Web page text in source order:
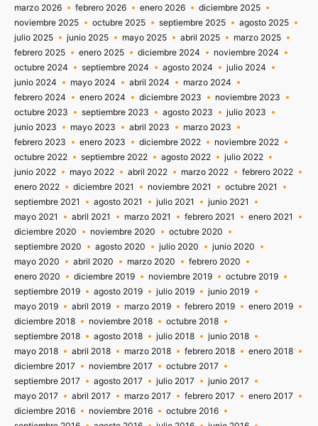
marzo 2026
febrero 2026 enero 2026
diciembre 2025
noviembre 2025
octubre 2025 septiembre 2025
agosto 2025
julio 2025
junio 2025 mayo 2025 abril 2025
marzo 2025
febrero 2025
enero 2025 diciembre 2024
noviembre 2024
octubre 2024
septiembre 2024 agosto 2024
julio 2024
junio 2024
mayo 2024 abril 2024
marzo 2024
febrero 2024
enero 2024 diciembre 2023
noviembre 2023
octubre 2023
septiembre 2023 agosto 2023
julio 2023
junio 2023
mayo 2023 abril 2023
marzo 2023
febrero 2023
enero 2023 diciembre 2022
noviembre 2022
octubre 2022
septiembre 2022 agosto 2022
julio 2022
junio 2022
mayo 2022 abril 2022 marzo 2022
febrero 2022
enero 2022
diciembre 2021 noviembre 2021
octubre 2021
septiembre 2021
agosto 2021 julio 2021
junio 2021
mayo 2021
abril 2021 marzo 2021 febrero 2021
enero 2021
diciembre 2020
noviembre 2020
octubre 2020
septiembre 2020
agosto 2020 julio 2020
junio 2020
mayo 2020
abril 2020 marzo 2020
febrero 2020
enero 2020
diciembre 2019 noviembre 2019
octubre 2019
septiembre 2019
agosto 2019 julio 2019
junio 2019
mayo 2019
abril 2019 marzo 2019 febrero 2019
enero 2019
diciembre 2018
noviembre 2018
octubre 2018
septiembre 2018
agosto 2018 julio 2018
junio 2018
mayo 2018
abril 2018 marzo 2018 febrero 2018
enero 2018
diciembre 2017
noviembre 2017
octubre 2017
septiembre 2017
agosto 2017 julio 2017
junio 2017
mayo 2017
abril 2017 marzo 2017 febrero 2017
enero 2017
diciembre 2016
noviembre 2016
octubre 2016